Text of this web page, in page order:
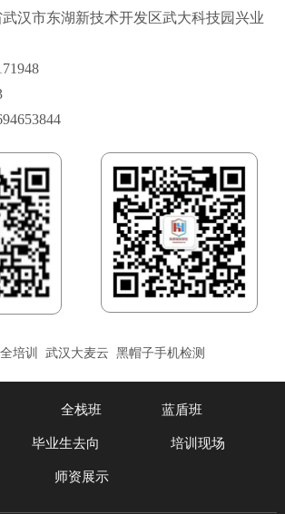
汉市东湖新技术开发区武大科技园兴业
培训 武汉大麦云 黑帽子手机检测
全栈班 蓝盾班
毕业生去向 培训现场
师资展示